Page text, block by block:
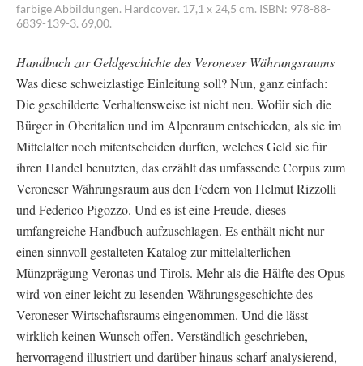
farbige Abbildungen. Hardcover. 17,1 x 24,5 cm. ISBN: 978-88-
6839-139-3. 69,00.
Handbuch zur Geldgeschichte des Veroneser Währungsraums
Was diese schweizlastige Einleitung soll? Nun, ganz einfach:
Die geschilderte Verhaltensweise ist nicht neu. Wofür sich die
Bürger in Oberitalien und im Alpenraum entschieden, als sie im
Mittelalter noch mitentscheiden durften, welches Geld sie für
ihren Handel benutzten, das erzählt das umfassende Corpus zum
Veroneser Währungsraum aus den Federn von Helmut Rizzolli
und Federico Pigozzo. Und es ist eine Freude, dieses
umfangreiche Handbuch aufzuschlagen. Es enthält nicht nur
einen sinnvoll gestalteten Katalog zur mittelalterlichen
Münzprägung Veronas und Tirols. Mehr als die Hälfte des Opus
wird von einer leicht zu lesenden Währungsgeschichte des
Veroneser Wirtschaftsraums eingenommen. Und die lässt
wirklich keinen Wunsch offen. Verständlich geschrieben,
hervorragend illustriert und darüber hinaus scharf analysierend,